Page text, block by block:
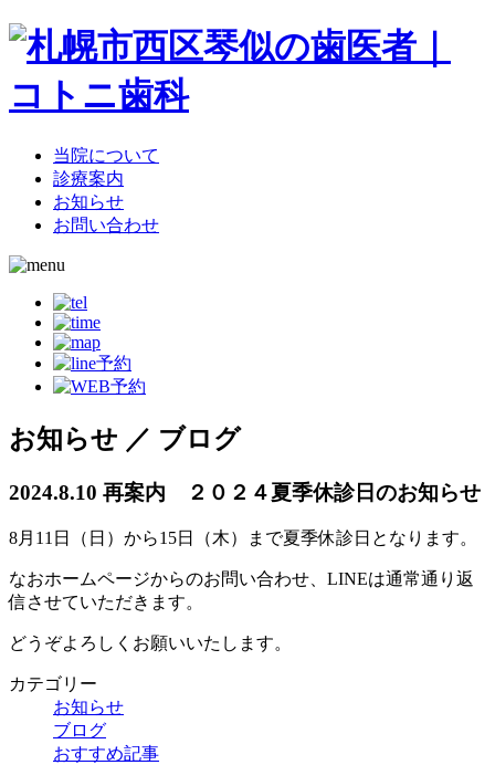
当院について
診療案内
お知らせ
お問い合わせ
お知らせ ／ ブログ
2024.8.10 再案内 ２０２４夏季休診日のお知らせ
8月11日（日）から15日（木）まで夏季休診日となります。
なおホームページからのお問い合わせ、LINEは通常通り返
信させていただきます。
どうぞよろしくお願いいたします。
カテゴリー
お知らせ
ブログ
おすすめ記事